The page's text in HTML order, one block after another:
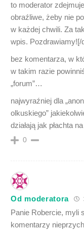
to moderator
obraźliwe, żeby nie
w każdej chwili. Za
wpis. Pozdrawiamy![/
bez komentarza, w
w takim razie
„forum”…
najwyraźniej dla
olkuskiego”
działają jak płachta
0
Od moderatora
Panie Robercie, myli
komentarzy